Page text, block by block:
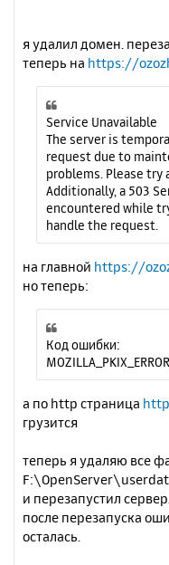
php_value
php_value
я удалил домен.
теперь на https://
Service Unavailable
The server is
request due to
problems. Please try
Additionally, a 503
encountered while
handle the request.
на главной https://
но теперь:
Код ошибки:
а по http страница
грузится
теперь я удаляю все
и перезапустил
после перезапуска
осталась.